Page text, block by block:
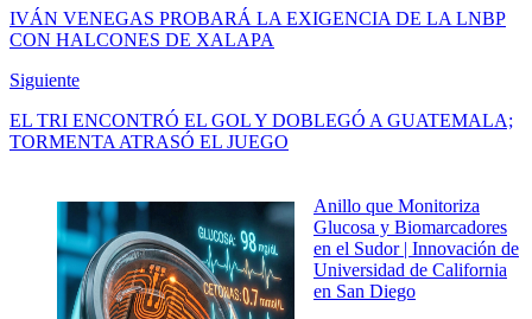
IVÁN VENEGAS PROBARÁ LA EXIGENCIA DE LA LNBP
CON HALCONES DE XALAPA
Siguiente
EL TRI ENCONTRÓ EL GOL Y DOBLEGÓ A GUATEMALA;
TORMENTA ATRASÓ EL JUEGO
Anillo que Monitoriza
Glucosa y Biomarcadores
en el Sudor | Innovación de
Universidad de California
en San Diego